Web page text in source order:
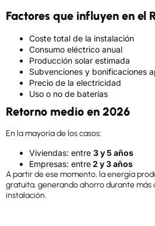
Factores que influyen en el
Coste total de la instalación
Consumo eléctrico anual
Producción solar estimada
Subvenciones y bonificaciones
Precio de la electricidad
Uso o no de baterías
Retorno medio en 2026
En la mayoría de los casos:
Viviendas: entre 3y 5 años
Empresas: entre2 y 3 años
A partir de ese momento, la energía
gratuita, generando ahorro durante más
instalación.